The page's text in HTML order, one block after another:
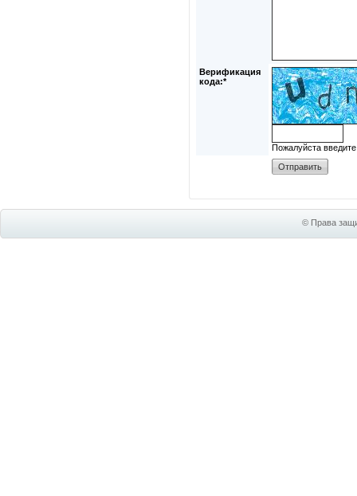
Верификация
кода:*
Пожалуйста
© Права